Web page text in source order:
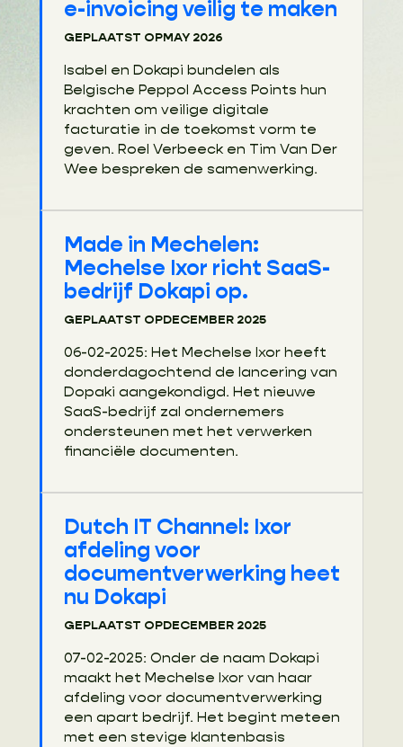
e-invoicing veilig te maken
GEPLAATST OPMAY 2026
Isabel en Dokapi bundelen als
Belgische Peppol Access Points hun
krachten om veilige digitale
facturatie in de toekomst vorm te
geven. Roel Verbeeck en Tim Van Der
Wee bespreken de samenwerking.
Made in Mechelen:
Mechelse Ixor richt SaaS-
bedrijf Dokapi op.
GEPLAATST OPDECEMBER 2025
06-02-2025: Het Mechelse Ixor heeft
donderdagochtend de lancering van
Dopaki aangekondigd. Het nieuwe
SaaS-bedrijf zal ondernemers
ondersteunen met het verwerken
financiële documenten.
Dutch IT Channel: Ixor
afdeling voor
documentverwerking heet
nu Dokapi
GEPLAATST OPDECEMBER 2025
07-02-2025: Onder de naam Dokapi
maakt het Mechelse Ixor van haar
afdeling voor documentverwerking
een apart bedrijf. Het begint meteen
met een stevige klantenbasis